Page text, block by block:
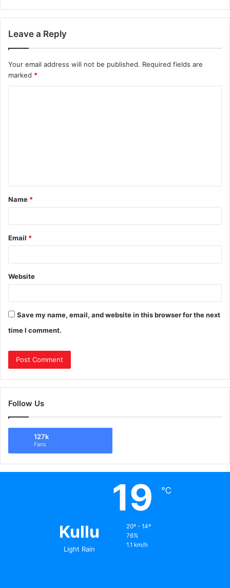
Leave a Reply
Your email address will not be published. Required fields are
marked *
Name *
Email *
Website
Save my name, email, and website in this browser for the next
time I comment.
Follow Us
127k
Fans
Kullu
Light Rain
19 ℃
20º - 14º
76%
1.1 km/h